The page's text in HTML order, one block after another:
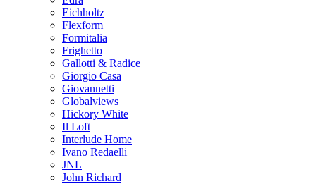
Eichholtz
Flexform
Formitalia
Frighetto
Gallotti & Radice
Giorgio Casa
Giovannetti
Globalviews
Hickory White
Il Loft
Interlude Home
Ivano Redaelli
JNL
John Richard